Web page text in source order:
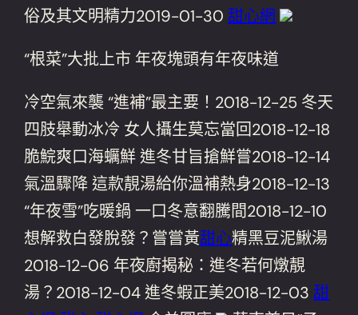
俗及其文明精力2019-01-30甜心網
“根菜”大批上市 年夜塊頭有年夜味道
冷空氣來襲 “進補”最主要！2018-12-25 冬天
四肢舉動冰冷 女人攝生莫忘當回2018-12-18
脆鯇爽口海蠣鮮 進冬甘旨搶鮮嘗2018-12-14
氣溫驟降 這款靚湯給你溫補熱身2018-12-13
“年夜雪”吃暖鍋 一口冬意翻騰間2018-12-10
想解救白發脫發？嘗嘗黃甜心精黑豆泥鰍湯
2018-12-06 年夜廚揭秘：進冬若何燉靚
湯？2018-12-04 進冬蝦正美2018-12-03甜